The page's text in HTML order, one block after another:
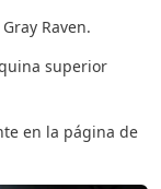
Raven.
superior
en la página de